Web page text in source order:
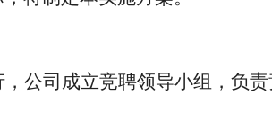
公司成立竞聘领导小组，负